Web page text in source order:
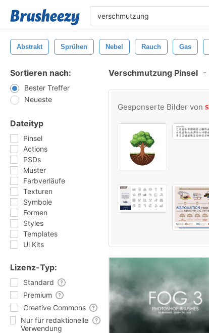
Abstrakt Sprühen Nebel Rauch Gas
Sortieren nach:
Bester Treffer
Neueste
Dateityp
Pinsel
Actions
PSDs
Muster
Farbverläufe
Texturen
Symbole
Formen
Styles
Templates
Ui Kits
Lizenz-Typ:
Standard
Premium
Creative Commons
Nur für redaktionelle
Verwendung
Verschmutzung Pinsel -
Gesponserte Bilder von